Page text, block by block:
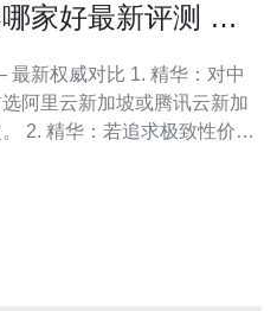
家好最新评测 国
比 1. 精华：对中
阿里云新加坡或腾讯云新加
比